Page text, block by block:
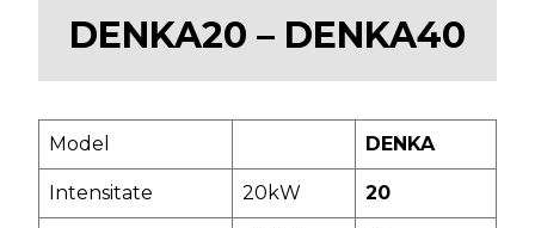
DENKA20 – DENKA40
Model DENKA
Intensitate 20kW 20